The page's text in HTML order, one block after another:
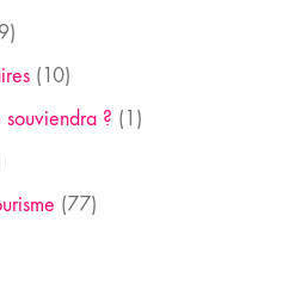
(10)
souviendra ? (1)
(77)